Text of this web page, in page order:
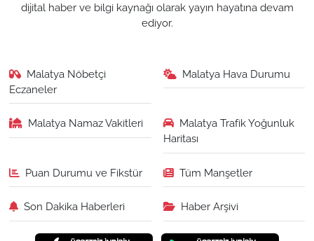
dijital haber ve bilgi kaynağı olarak yayın hayatına devam
ediyor.
Malatya Nöbetçi
Eczaneler
Malatya Hava Durumu
Malatya Namaz Vakitleri
Malatya Trafik Yoğunluk
Haritası
Puan Durumu ve Fikstür Tüm Manşetler
Son Dakika Haberleri Haber Arşivi